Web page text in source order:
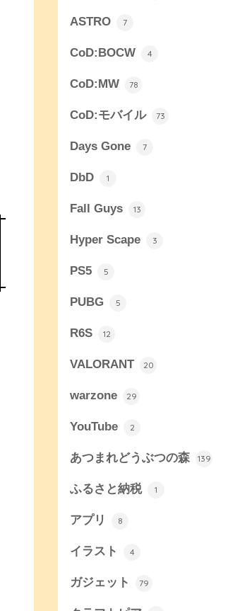
ASTRO 7
CoD:BOCW 4
CoD:MW 78
CoD:モバイル 73
Days Gone 7
DbD 1
Fall Guys 13
Hyper Scape 3
PS5 5
PUBG 5
R6S 12
VALORANT 20
warzone 29
YouTube 2
あつまれどうぶつの森 139
ふるさと納税 1
アプリ 8
イラスト 4
ガジェット 79